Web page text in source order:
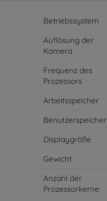
Betriebssystem
Auflösung der
Kamera
Frequenz des
Prozessors
Arbeitsspeicher
Benutzerspeicher
Displaygröße
Gewicht
Anzahl der
Prozessorkerne